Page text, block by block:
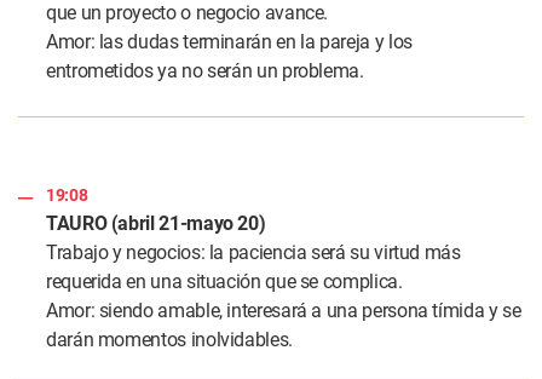
que un proyecto o negocio avance.
Amor: las dudas terminarán en la pareja y los
entrometidos ya no serán un problema.
19:08
TAURO (abril 21-mayo 20)
Trabajo y negocios: la paciencia será su virtud más
requerida en una situación que se complica.
Amor: siendo amable, interesará a una persona tímida y se
darán momentos inolvidables.